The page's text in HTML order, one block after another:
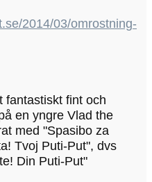
2014/03/omrostning-
fantastiskt fint och
en yngre Vlad the
med "Spasibo za
Tvoj Puti-Put", dvs
Din Puti-Put"